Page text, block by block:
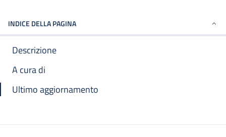
INDICE DELLA PAGINA
Descrizione
A cura di
Ultimo aggiornamento